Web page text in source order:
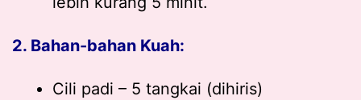
2. Bahan-bahan Kuah:
Cili padi – 5 tangkai (dihiris)